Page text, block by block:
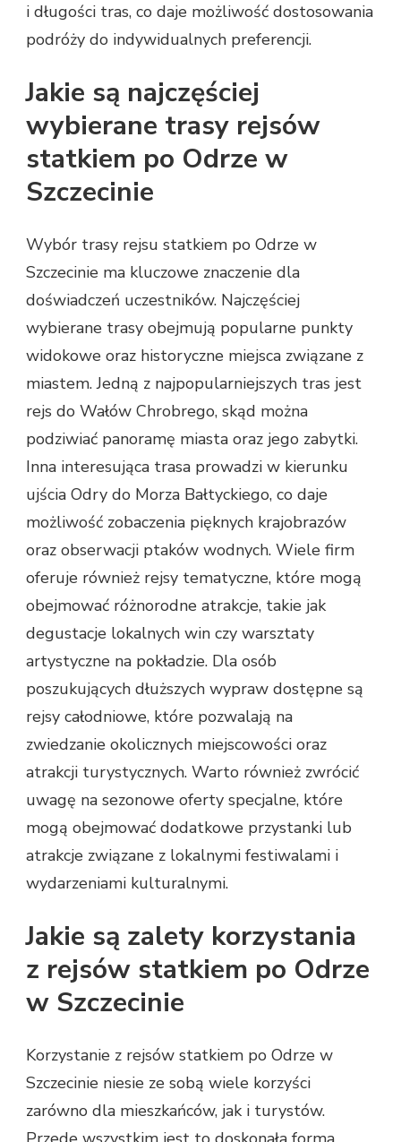
i długości tras, co daje możliwość dostosowania
podróży do indywidualnych preferencji.
Jakie są najczęściej
wybierane trasy rejsów
statkiem po Odrze w
Szczecinie
Wybór trasy rejsu statkiem po Odrze w
Szczecinie ma kluczowe znaczenie dla
doświadczeń uczestników. Najczęściej
wybierane trasy obejmują popularne punkty
widokowe oraz historyczne miejsca związane z
miastem. Jedną z najpopularniejszych tras jest
rejs do Wałów Chrobrego, skąd można
podziwiać panoramę miasta oraz jego zabytki.
Inna interesująca trasa prowadzi w kierunku
ujścia Odry do Morza Bałtyckiego, co daje
możliwość zobaczenia pięknych krajobrazów
oraz obserwacji ptaków wodnych. Wiele firm
oferuje również rejsy tematyczne, które mogą
obejmować różnorodne atrakcje, takie jak
degustacje lokalnych win czy warsztaty
artystyczne na pokładzie. Dla osób
poszukujących dłuższych wypraw dostępne są
rejsy całodniowe, które pozwalają na
zwiedzanie okolicznych miejscowości oraz
atrakcji turystycznych. Warto również zwrócić
uwagę na sezonowe oferty specjalne, które
mogą obejmować dodatkowe przystanki lub
atrakcje związane z lokalnymi festiwalami i
wydarzeniami kulturalnymi.
Jakie są zalety korzystania
z rejsów statkiem po Odrze
w Szczecinie
Korzystanie z rejsów statkiem po Odrze w
Szczecinie niesie ze sobą wiele korzyści
zarówno dla mieszkańców, jak i turystów.